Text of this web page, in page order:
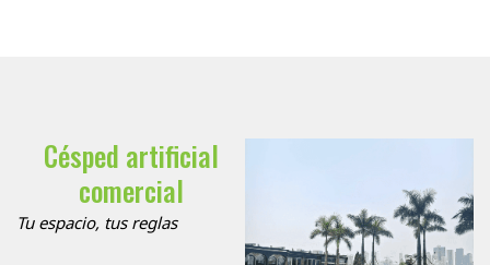
Césped artificial
comercial
Tu espacio, tus reglas